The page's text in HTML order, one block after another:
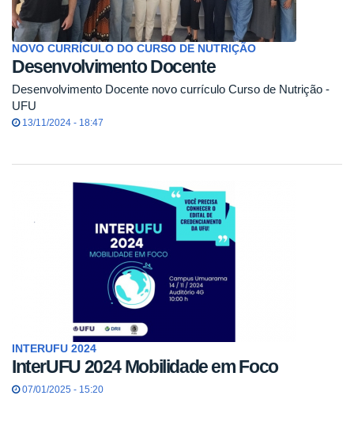
NOVO CURRÍCULO DO CURSO DE NUTRIÇÃO
Desenvolvimento Docente
Desenvolvimento Docente novo currículo Curso de Nutrição -
UFU
13/11/2024 - 18:47
INTERUFU 2024
InterUFU 2024 Mobilidade em Foco
07/01/2025 - 15:20